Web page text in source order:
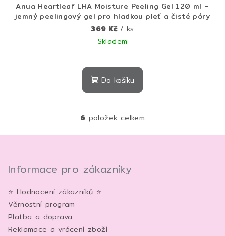
Anua Heartleaf LHA Moisture Peeling Gel 120 ml –
jemný peelingový gel pro hladkou pleť a čisté póry
369 Kč/ ks
Skladem
Do košíku
O
v
d
6 položek celkem
Informace pro zákazníky
⭐ Hodnocení zákazníků ⭐
Věrnostní program
Platba a doprava
Reklamace a vrácení zboží